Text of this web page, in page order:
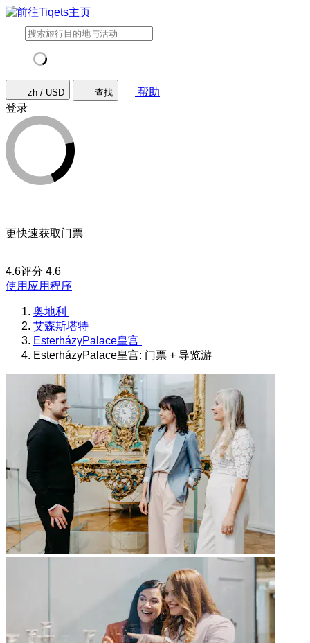
zh / USD 查找
帮助
登录
更快速获取门票
4.6评分 4.6
使用应用程序
奥地利
艾森斯塔特
EsterházyPalace皇宫
EsterházyPalace皇宫: 门票 + 导览游